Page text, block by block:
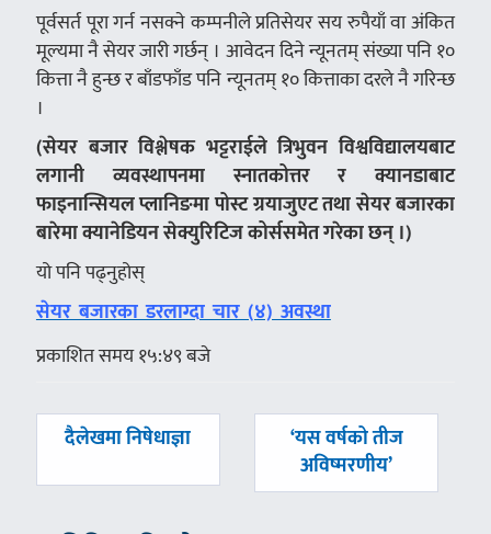
पूर्वसर्त पूरा गर्न नसक्ने कम्पनीले प्रतिसेयर सय रुपैयाँ वा अंकित
मूल्यमा नै सेयर जारी गर्छन् । आवेदन दिने न्यूनतम् संख्या पनि १०
कित्ता नै हुन्छ र बाँडफाँड पनि न्यूनतम् १० कित्ताका दरले नै गरिन्छ
।
(सेयर बजार विश्लेषक भट्टराईले त्रिभुवन विश्वविद्यालयबाट
लगानी
व्यवस्थापनमा स्नातकोत्तर र
क्यानडाबाट
फाइनान्सियलप्लानिङमापोस्टग्रयाजुएटतथासेयरबजारका
बारेमाक्यानेडियनसेक्युरिटिजकोर्ससमेतगरेकाछन् ।)
यो पनि पढ्नुहोस्
सेयर बजारका डरलाग्दा चार (४) अवस्था
प्रकाशित समय १५:४९ बजे
पछिल्लाे
दैलेखमा निषेधाज्ञा
अघिल्लाे
‘यस वर्षको तीज
अविष्मरणीय’